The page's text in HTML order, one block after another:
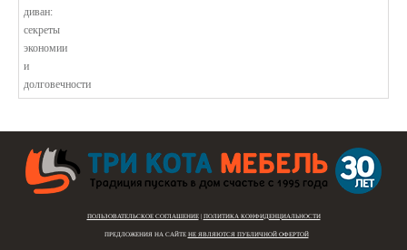
ПОЛЬЗОВАТЕЛЬСКОЕ СОГЛАШЕНИЕ| ПОЛИТИКА КОНФИДЕНЦИАЛЬНОСТИ
ПРЕДЛОЖЕНИЯ НА САЙТЕ НЕ ЯВЛЯЮТСЯ ПУБЛИЧНОЙ ОФЕРТОЙ